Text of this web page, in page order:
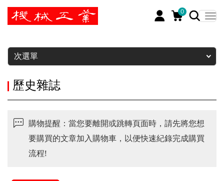
0
暫停
次選單
歷史雜誌
購物提醒：當您要離開或跳轉頁面時，請先將您想
要購買的文章加入購物車，以便快速紀錄完成購買
流程!